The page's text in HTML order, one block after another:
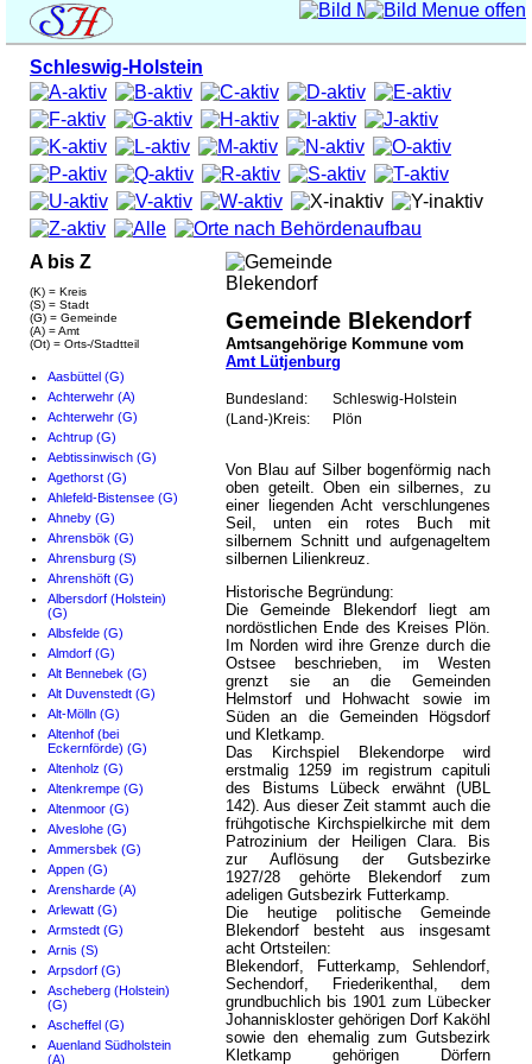
Schleswig-Holstein
A bis Z
(K) = Kreis
(S) = Stadt
(G) = Gemeinde
(A) = Amt
(Ot) = Orts-/Stadtteil
Aasbüttel (G)
Achterwehr (A)
Achterwehr (G)
Achtrup (G)
Aebtissinwisch (G)
Agethorst (G)
Ahlefeld-Bistensee (G)
Ahneby (G)
Ahrensbök (G)
Ahrensburg (S)
Ahrenshöft (G)
Albersdorf (Holstein)
(G)
Albsfelde (G)
Almdorf (G)
Alt Bennebek (G)
Alt Duvenstedt (G)
Alt-Mölln (G)
Altenhof (bei
Eckernförde) (G)
Altenholz (G)
Altenkrempe (G)
Altenmoor (G)
Alveslohe (G)
Ammersbek (G)
Appen (G)
Arensharde (A)
Arlewatt (G)
Armstedt (G)
Arnis (S)
Arpsdorf (G)
Ascheberg (Holstein)
(G)
Ascheffel (G)
Auenland Südholstein
(A)
Gemeinde Blekendorf
Amtsangehörige Kommune vom
Amt Lütjenburg
Bundesland:
Schleswig-Holstein
(Land-)Kreis:
Plön
Von Blau auf Silber bogenförmig nach
oben geteilt. Oben ein silbernes, zu
einer liegenden Acht verschlungenes
Seil, unten ein rotes Buch mit
silbernem Schnitt und aufgenageltem
silbernen Lilienkreuz.
Historische Begründung:
Die Gemeinde Blekendorf liegt am
nordöstlichen Ende des Kreises Plön.
Im Norden wird ihre Grenze durch die
Ostsee beschrieben, im Westen
grenzt sie an die Gemeinden
Helmstorf und Hohwacht sowie im
Süden an die Gemeinden Högsdorf
und Kletkamp.
Das Kirchspiel Blekendorpe wird
erstmalig 1259 im registrum capituli
des Bistums Lübeck erwähnt (UBL
142). Aus dieser Zeit stammt auch die
frühgotische Kirchspielkirche mit dem
Patrozinium der Heiligen Clara. Bis
zur Auflösung der Gutsbezirke
1927/28 gehörte Blekendorf zum
adeligen Gutsbezirk Futterkamp.
Die heutige politische Gemeinde
Blekendorf besteht aus insgesamt
acht Ortsteilen:
Blekendorf, Futterkamp, Sehlendorf,
Sechendorf, Friederikenthal, dem
grundbuchlich bis 1901 zum Lübecker
Johanniskloster gehörigen Dorf Kaköhl
sowie den ehemalig zum Gutsbezirk
Kletkamp gehörigen Dörfern